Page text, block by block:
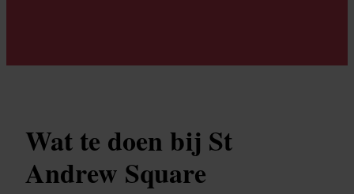
Wat te doen bij St
Andrew Square